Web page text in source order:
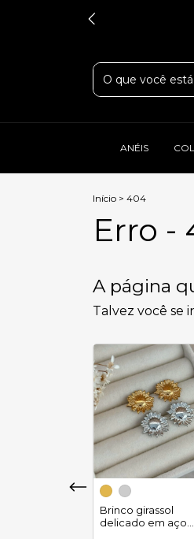
ANÉIS
Início > 404
Erro -
A página
Talvez você se
Brinco girassol
delicado em aço